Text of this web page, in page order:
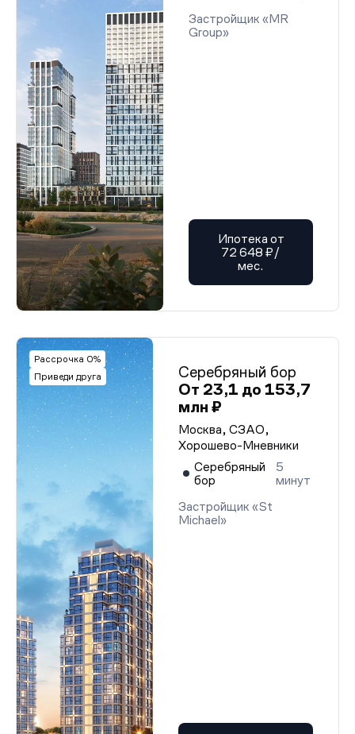
Застройщик «MR
Group»
Ипотека от
72 648 ₽/
мес.
Рассрочка 0%
Приведи друга
Серебряный бор
От 23,1 до 153,7
млн ₽
Москва, СЗАО,
Хорошево-Мневники
Серебряный
бор
5
минут
Застройщик «St
Michael»